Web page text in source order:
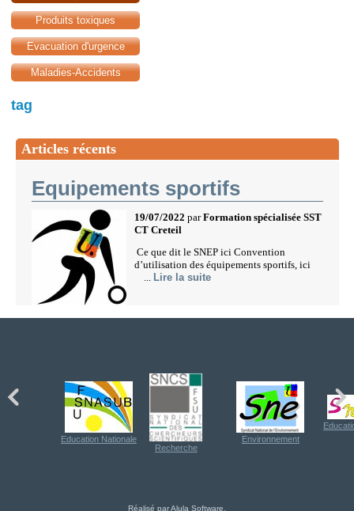
Produits toxiques
Evacuation d'urgence
Maladies-Accidents
tag
Articles récents
Equipements sportifs
19/07/2022 parFormation spécialisée SST
CT Creteil
Ce que dit le SNEP ici Convention
d’utilisation des équipements sportifs, ici
Lire la suite
Education Nationale
Recherche
Environnement
Réalisé par Alula Software